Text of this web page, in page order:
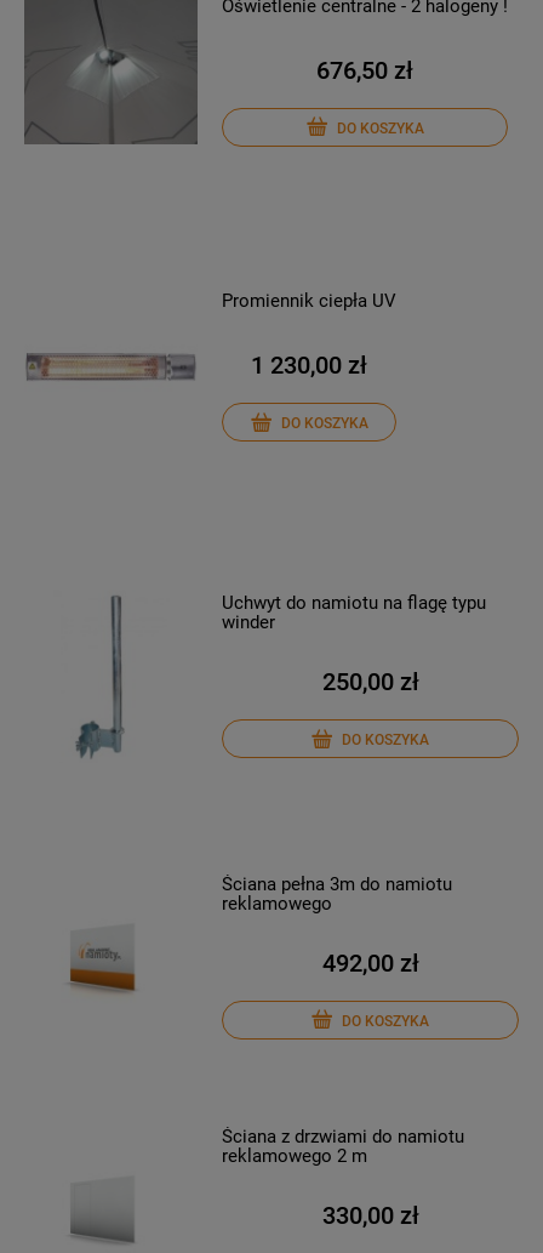
Oświetlenie centralne - 2 halogeny !
676,50 zł
DO KOSZYKA
Promiennik ciepła UV
1 230,00 zł
DO KOSZYKA
Uchwyt do namiotu na flagę typu
winder
250,00 zł
DO KOSZYKA
Ściana pełna 3m do namiotu
reklamowego
492,00 zł
DO KOSZYKA
Ściana z drzwiami do namiotu
reklamowego 2 m
330,00 zł